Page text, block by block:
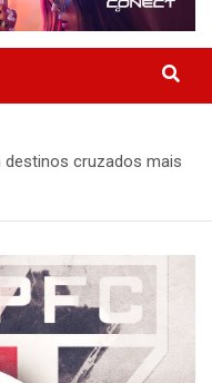
destinos cruzados mais